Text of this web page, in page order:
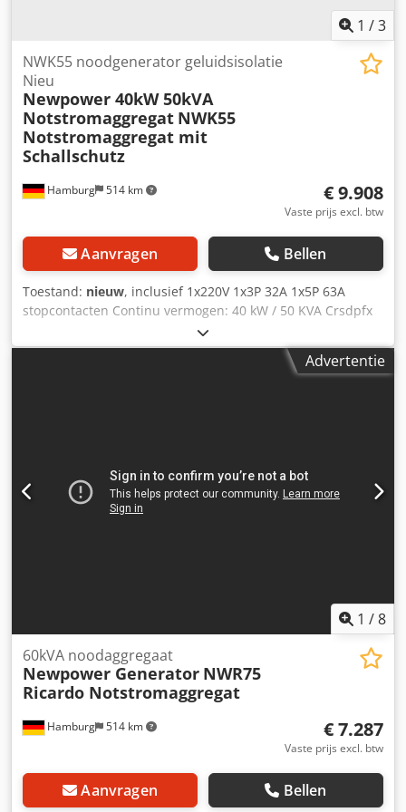
1 /3
Hamburg 514 km
NWK55 noodgenerator geluidsisolatie
Nieu
Newpower 40kW 50kVA
Notstromaggregat NWK55
Notstromaggregat mit
Schallschutz
€ 9.908
Vaste prijs excl. btw
Aanvragen Bellen
Toestand: nieuw, inclusief 1x220V 1x3P 32A 1x5P 63A
stopcontacten Continu vermogen: 40 kW / 50 KVA Crsdpfx
Apeh R Tklecef Motor: Fawde 4DX-65D, 4 cilinder,
watergekoeld Aansluiting: stopcontacten of
stroomonderbrekers Frequentie: 50Hz Spanning: 400/230 V
Advertentie
1 /8
Hamburg 514 km
60kVA noodaggregaat
Newpower Generator NWR75
Ricardo Notstromaggregat
€ 7.287
Vaste prijs excl. btw
Aanvragen Bellen